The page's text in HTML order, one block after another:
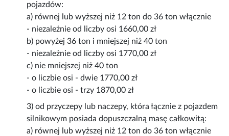
pojazdów:
a) równej lub wyższej niż 12 ton do 36 ton włącznie
- niezależnie od liczby osi 1660,00 zł
b) powyżej 36 ton i mniejszej niż 40 ton
- niezależnie od liczby osi 1770,00 zł
c) nie mniejszej niż 40 ton
- o liczbie osi - dwie 1770,00 zł
- o liczbie osi - trzy 1870,00 zł
3) od przyczepy lub naczepy, która łącznie z pojazdem
silnikowym posiada dopuszczalną masę całkowitą:
a) równej lub wyższej niż 12 ton do 36 ton włącznie